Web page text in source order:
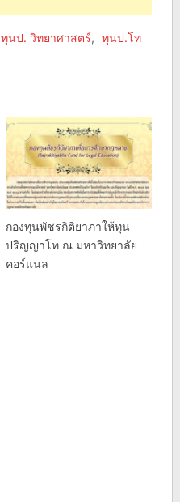
ทุนป. วิทยาศาสตร์, ทุนป.โท
กองทุนพัชรกิติยาภาให้ทุน
ปริญญาโท ณ มหาวิทยาลัย
คอร์แนล